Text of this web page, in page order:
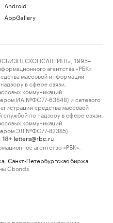
Android
AppGallery
1995–
агентства «РБК»
массовой информации
в сфере связи,
коммуникаций
ИА №ФС77-63848) и сетевого
средства массовой
по надзору в сфере связи,
коммуникаций
ЭЛ №ФС77-82385)
18+ letters@rbc.ru
агентство «РБК».
Санкт-Петербургская биржа
Cbonds.